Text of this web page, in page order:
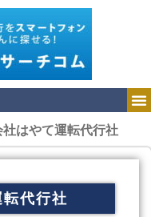
はやて運転代行社
代行社